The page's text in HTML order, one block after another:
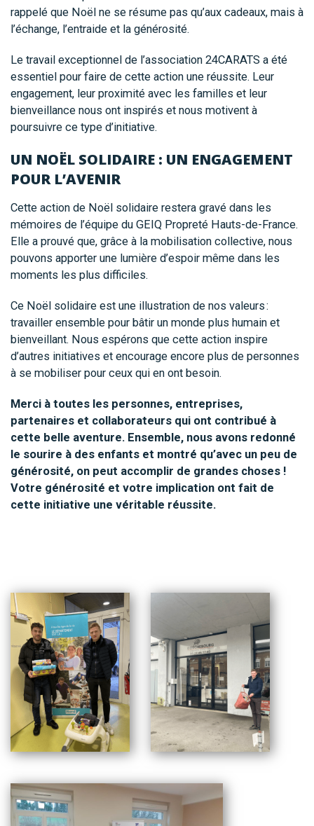
rappelé que Noël ne se résume pas qu’aux cadeaux, mais à
l’échange, l’entraide et la générosité.
Le travail exceptionnel de l’association 24CARATS a été
essentiel pour faire de cette action une réussite. Leur
engagement, leur proximité avec les familles et leur
bienveillance nous ont inspirés et nous motivent à
poursuivre ce type d’initiative.
UN NOËL SOLIDAIRE : UN ENGAGEMENT
POUR L’AVENIR
Cette action de Noël solidaire restera gravé dans les
mémoires de l’équipe du GEIQ Propreté Hauts-de-France.
Elle a prouvé que, grâce à la mobilisation collective, nous
pouvons apporter une lumière d’espoir même dans les
moments les plus difficiles.
Ce Noël solidaire est une illustration de nos valeurs :
travailler ensemble pour bâtir un monde plus humain et
bienveillant. Nous espérons que cette action inspire
d’autres initiatives et encourage encore plus de personnes
à se mobiliser pour ceux qui en ont besoin.
Merci à toutes les personnes, entreprises,
partenaires et collaborateurs qui ont contribué à
cette belle aventure. Ensemble, nous avons redonné
le sourire à des enfants et montré qu’avec un peu de
générosité, on peut accomplir de grandes choses !
Votre générosité et votre implication ont fait de
cette initiative une véritable réussite.